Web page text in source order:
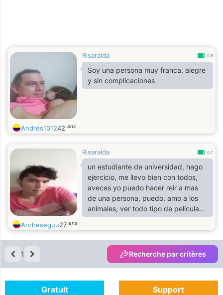
Risaralda 0.8
Soy una persona muy franca, alegre
y sin complicaciones
Andres101242 ans
Risaralda 0.7
un estudiante de universidad, hago
ejercicio, me llevo bien con todos,
aveces yo puedo hacer reir a mas
de una persona, puedo, amo a los
animales, ver todo tipo de películas,
etc. así si y me gusta la tranquilidad
tambien osea el silencio para así
estar mas relajado
Andreseguu27 ans
1 Recherche par critères
Gratuit Support